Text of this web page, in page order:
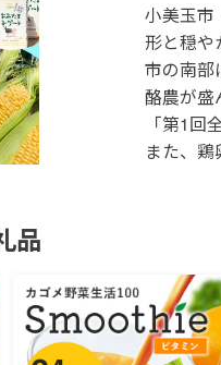
小美玉市
形と穏や
市の南部
酪農が盛
「第1回
また、
品